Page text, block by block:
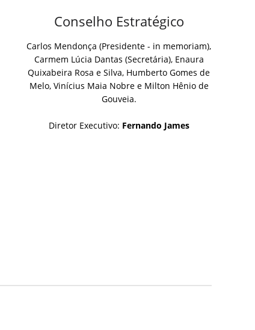
Conselho Estratégico
Carlos Mendonça (Presidente - in memoriam),
Carmem Lúcia Dantas (Secretária), Enaura
Quixabeira Rosa e Silva, Humberto Gomes de
Melo, Vinícius Maia Nobre e Milton Hênio de
Gouveia.
Diretor Executivo: Fernando James